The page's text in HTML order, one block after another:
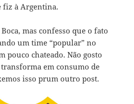
fiz à Argentina.
mas confesso que o fato
um time “popular” no
pouco chateado. Não gosto
em consumo de
isso prum outro post.